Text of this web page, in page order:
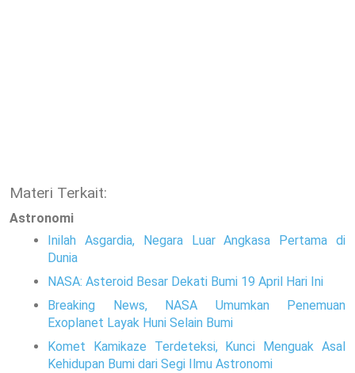
Materi Terkait:
Astronomi
Inilah Asgardia, Negara Luar Angkasa Pertama di
Dunia
NASA: Asteroid Besar Dekati Bumi 19 April Hari Ini
Breaking News, NASA Umumkan Penemuan
Exoplanet Layak Huni Selain Bumi
Komet Kamikaze Terdeteksi, Kunci Menguak Asal
Kehidupan Bumi dari Segi Ilmu Astronomi